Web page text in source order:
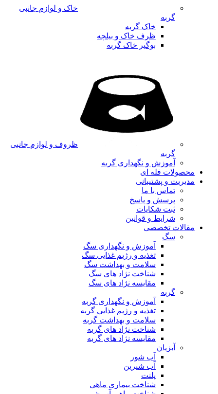
خاک و لوازم جانبی
گربه
خاک گربه
ظرف خاک و بیلچه
بوگیر خاک گربه
ظروف و لوازم جانبی
گربه
آموزش و نگهداری گربه
محصولات فله ای
مدیریت و پشتیبانی
تماس با ما
پرسش و پاسخ
ثبت شکایات
شرایط و قوانین
مقالات تخصصی
سگ
آموزش و نگهداری سگ
تغذیه و رژیم غذایی سگ
سلامت و بهداشت سگ
شناخت نژاد های سگ
مقایسه نژاد های سگ
گربه
آموزش و نگهداری گربه
تغذیه و رژیم غذایی گربه
سلامت و بهداشت گربه
شناخت نژاد های گربه
مقایسه نژاد های گربه
آبزیان
آب شور
آب شیرین
پلنت
شناخت بیماری ماهی